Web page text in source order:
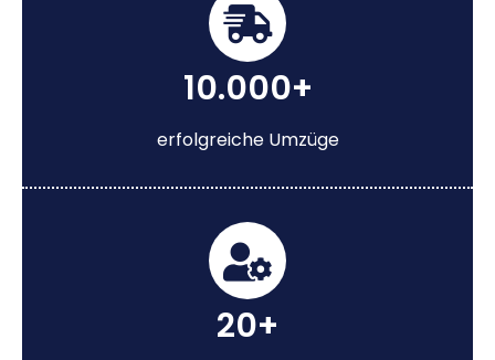
10.000+
erfolgreiche Umzüge
20+